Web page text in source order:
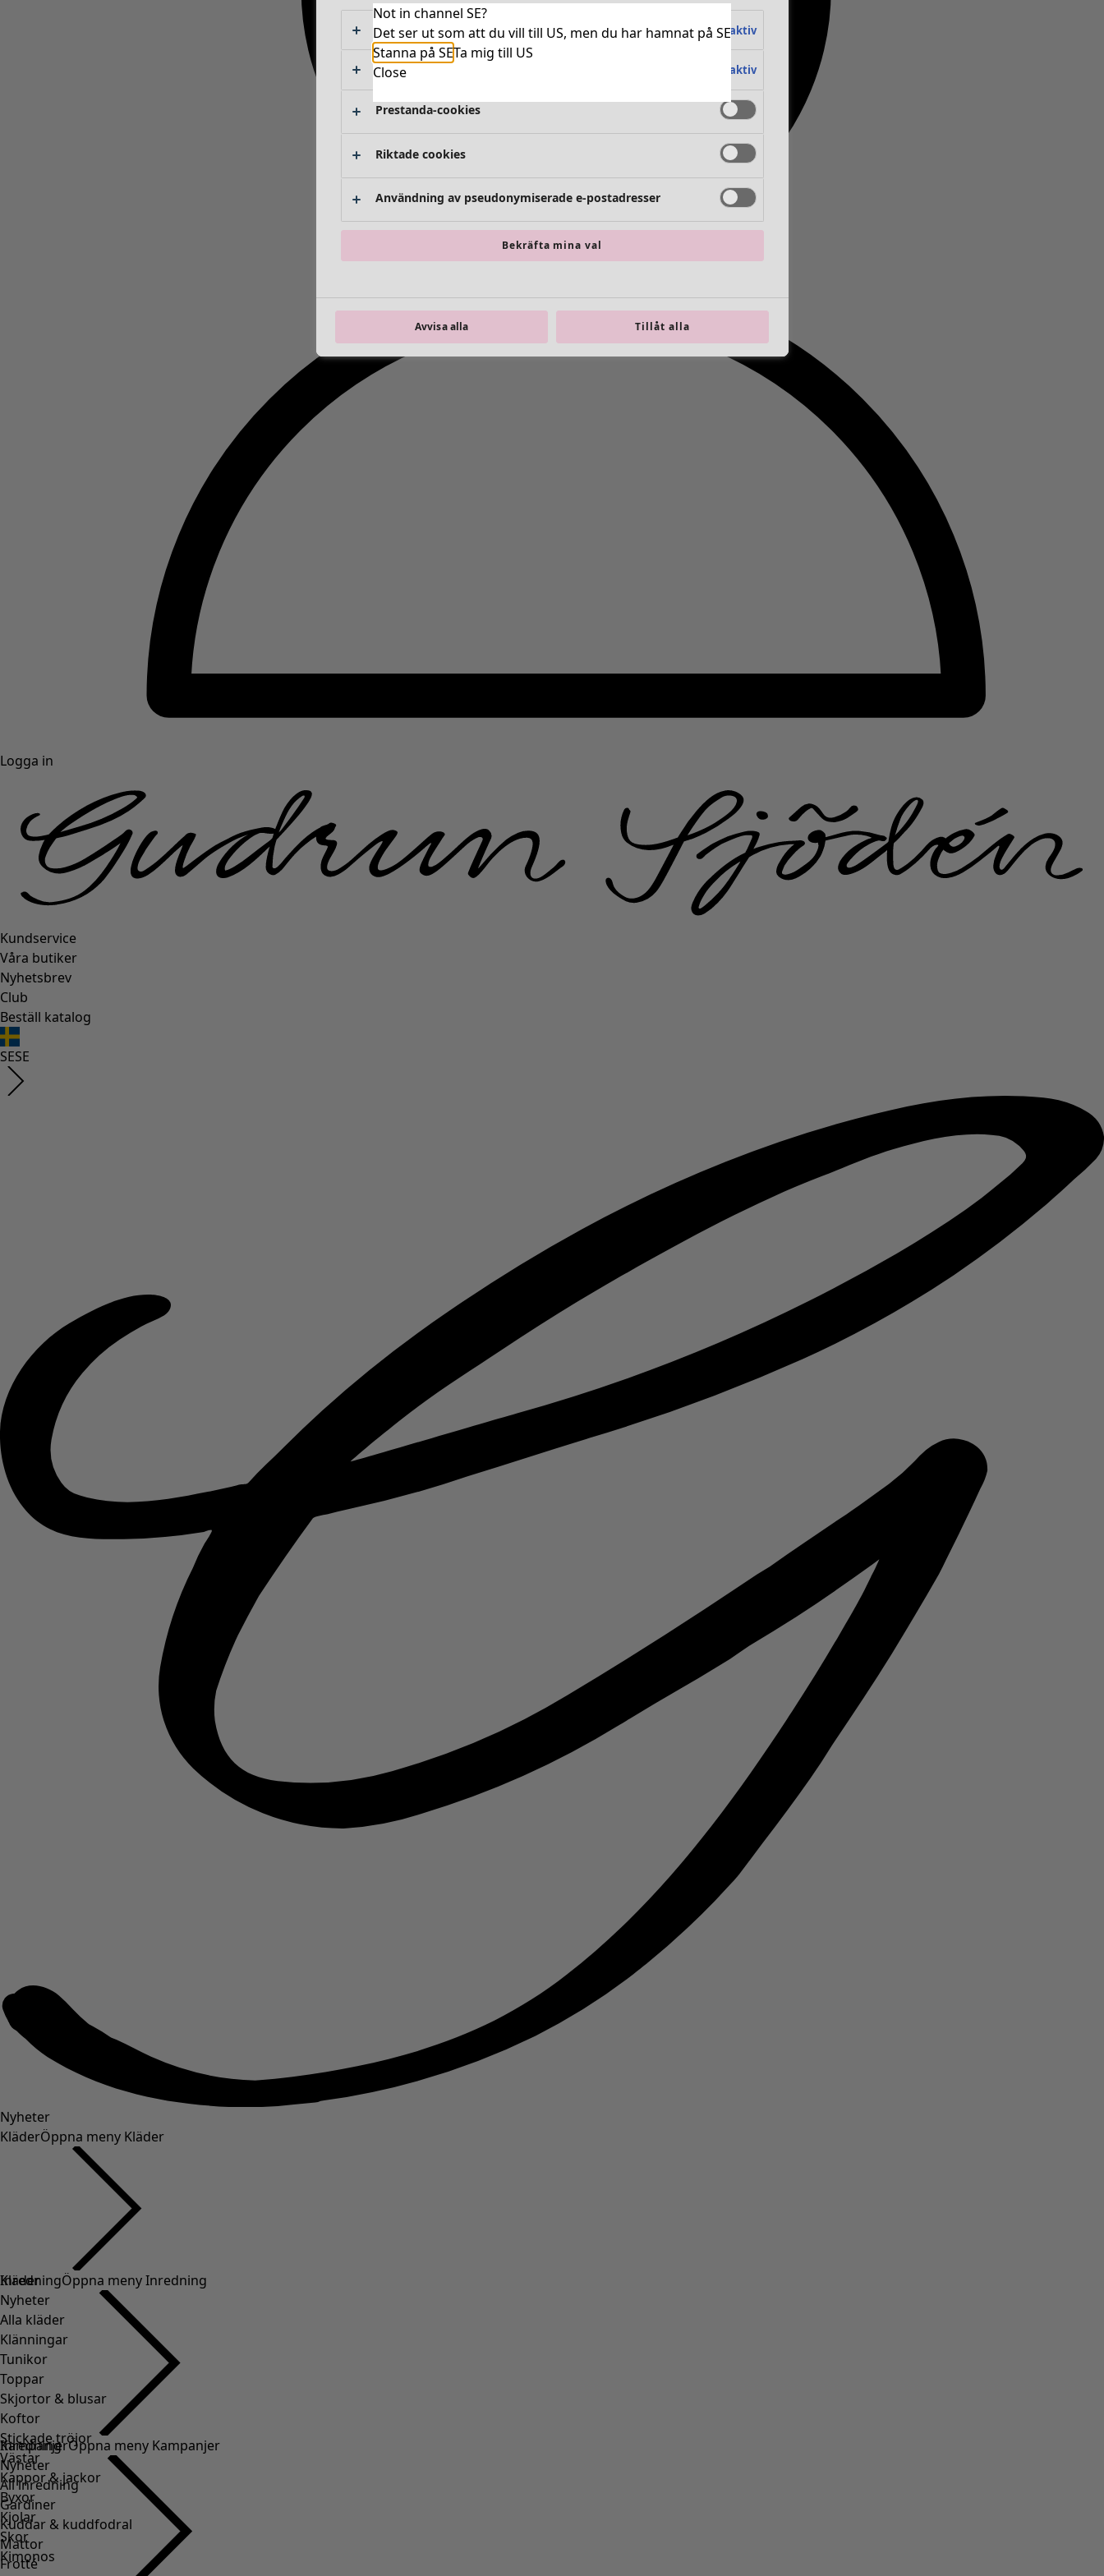
Logga in
Kundservice
Våra butiker
Nyhetsbrev
Club
Beställ katalog
SESE
Nyheter
KläderÖppna meny Kläder
Kläder
Nyheter
Alla kläder
Klänningar
Tunikor
Toppar
Skjortor & blusar
Koftor
Stickade tröjor
Västar
Kappor & jackor
Byxor
Kjolar
Skor
Kimonos
InredningÖppna meny Inredning
Inredning
Nyheter
All inredning
Gardiner
Kuddar & kuddfodral
Mattor
Frotté
KampanjerÖppna meny Kampanjer
Not in channel SE?
Det ser ut som att du vill till US, men du har hamnat på SE
Stanna på SETa mig till US
Close
Absolut nödvändiga cookies Alltid aktiv
Funktionella cookies Alltid aktiv
Prestanda-cookies
Riktade cookies
Användning av pseudonymiserade e-postadresser
Bekräfta mina val
Avvisa alla Tillåt alla